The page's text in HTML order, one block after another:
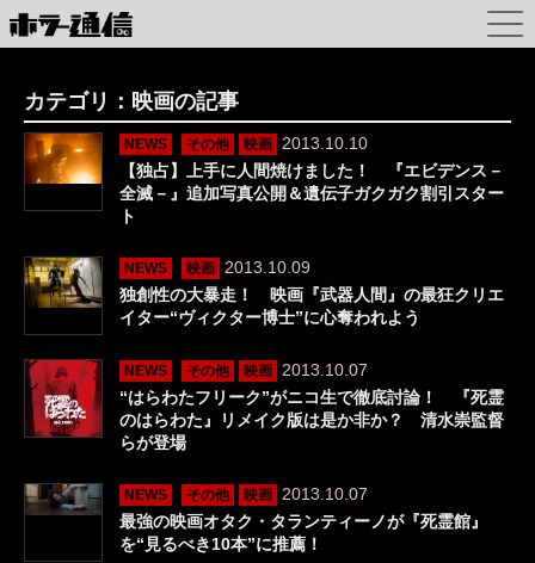
カテゴリ：映画の記事
NEWS その他 映画
2013.10.10
【独占】上手に人間焼けました！ 『エビデンス－
全滅－』追加写真公開＆遺伝子ガクガク割引スター
ト
NEWS 映画
2013.10.09
独創性の大暴走！ 映画『武器人間』の最狂クリエ
イター“ヴィクター博士”に心奪われよう
NEWS その他 映画
2013.10.07
“はらわたフリーク”がニコ生で徹底討論！ 『死霊
のはらわた』リメイク版は是か非か？ 清水崇監督
らが登場
NEWS その他 映画
2013.10.07
最強の映画オタク・タランティーノが『死霊館』
を“見るべき10本”に推薦！